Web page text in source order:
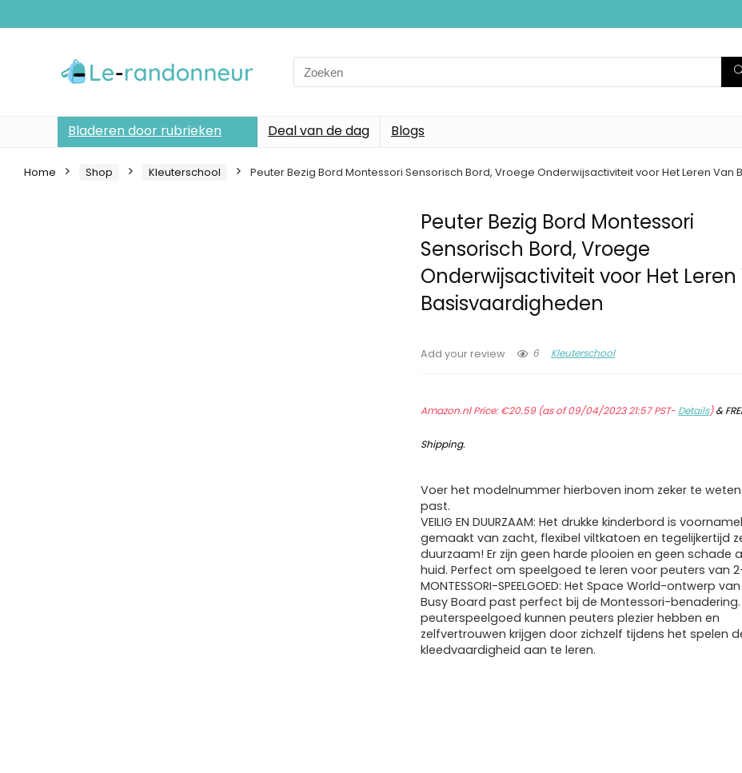
Search
for:
Bladeren door rubrieken Deal van de dag Blogs
Home Shop Kleuterschool Peuter Bezig Bord Montessori Sensorisch Bord, Vroege Onderwijsactiviteit voor Het Leren Van
Peuter Bezig Bord Montessori
Sensorisch Bord, Vroege
Onderwijsactiviteit voor Het Leren
Basisvaardigheden
Add your review 6 Kleuterschool
Amazon.nl Price:€20.59(as of 09/04/2023 21:57 PST- Details)&
Shipping.
Voer het modelnummer hierboven inom zeker te
past.
VEILIG EN DUURZAAM: Het drukke kinderbord is
gemaakt van zacht, flexibel viltkatoen en tegelijkertijd
duurzaam! Er zijn geen harde plooien en geen schade
huid. Perfect om speelgoed te leren voor peuters van
MONTESSORI-SPEELGOED: Het Space World-ontwerp
Busy Board past perfect bij de Montessori-
peuterspeelgoed kunnen peuters plezier hebben en
zelfvertrouwen krijgen door zichzelf tijdens het spelen
kleedvaardigheid aan te leren.